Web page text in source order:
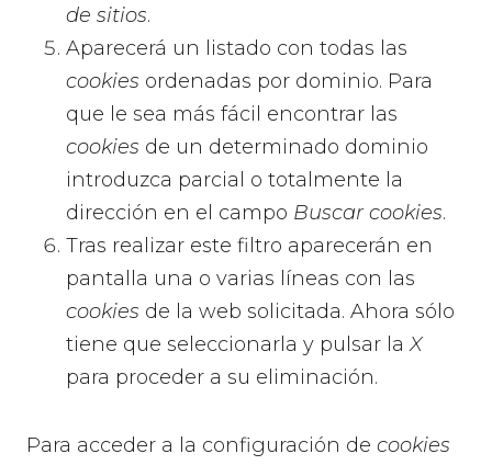
de sitios.
Aparecerá un listado con todas las
cookies ordenadas por dominio. Para
que le sea más fácil encontrar las
cookies de un determinado dominio
introduzca parcial o totalmente la
dirección en el campo Buscar cookies.
Tras realizar este filtro aparecerán en
pantalla una o varias líneas con las
cookies de la web solicitada. Ahora sólo
tiene que seleccionarla y pulsar laX
para proceder a su eliminación.
Para acceder a la configuración de cookies